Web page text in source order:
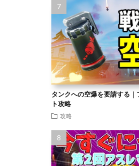
タンクへの空爆を要請する
ト攻略
攻略